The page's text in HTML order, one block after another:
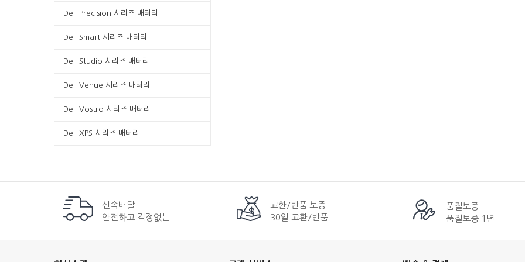
Dell Precision 시리즈 배터리
Dell Smart 시리즈 배터리
Dell Studio 시리즈 배터리
Dell Venue 시리즈 배터리
Dell Vostro 시리즈 배터리
Dell XPS 시리즈 배터리
신속배달
안전하고 걱정없는
교환/반품 보증
30일 교환/반품
품질보증
품질보증 1년